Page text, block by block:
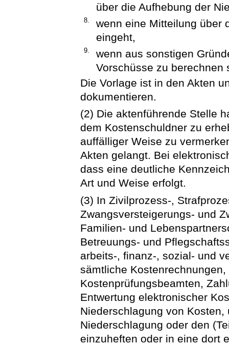
über die Aufhebung der
8.
wenn eine Mitteilung über
eingeht,
9.
wenn aus sonstigen
Vorschüsse zu berechnen
Die Vorlage ist in den Akten
dokumentieren.
(2) Die aktenführende Stelle
dem Kostenschuldner zu
auffälliger Weise zu
Akten gelangt. Bei
dass eine deutliche
Art und Weise erfolgt.
(3) In Zivilprozess-,
Zwangsversteigerungs- und
Familien- und
Betreuungs- und
arbeits-, finanz-, sozial- und
sämtliche
Kostenprüfungsbeamten,
Entwertung elektronischer
Niederschlagung von
Niederschlagung oder den
einzuheften oder in eine dort